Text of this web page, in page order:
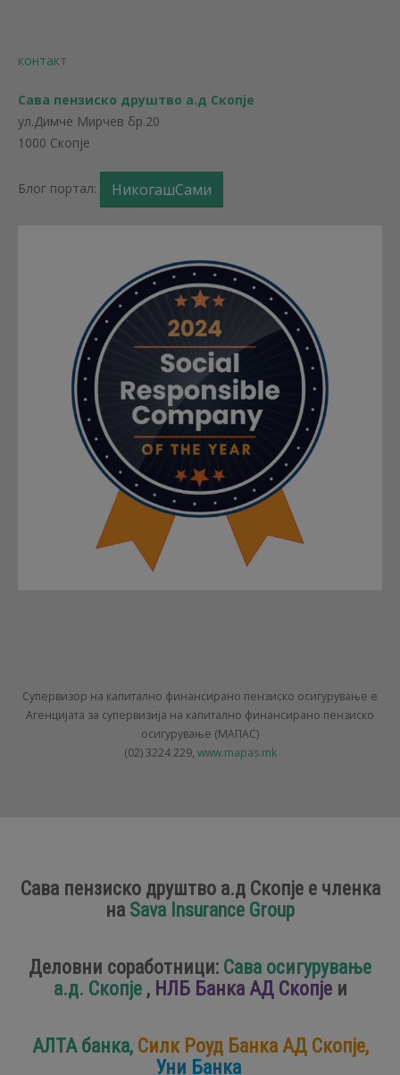
контакт
Сава пензиско друштво а.д Скопје
ул.Димче Мирчев бр.20
1000 Скопје
Блог портал: НикогашСами
Супервизор на капитално финансирано пензиско осигурување е
Агенцијата за супервизија на капитално финансирано пензиско
осигурување (МАПАС)
(02) 3224 229, www.mapas.mk
Сава пензиско друштво а.д Скопје е членка
на Sava Insurance Group
Деловни соработници: Сава осигурување
а.д. Скопје,НЛБ Банка АД Скопјеи
АЛТА банка, Силк Роуд Банка АД Скопје,
Уни Банка